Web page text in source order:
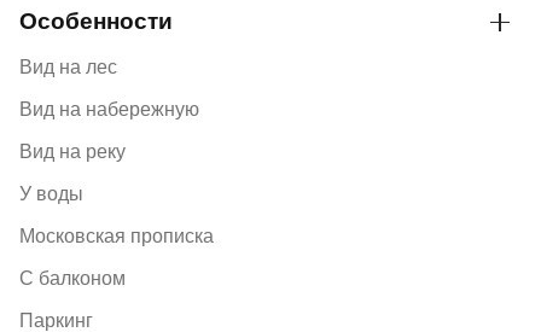
Особенности
Вид на лес
Вид на набережную
Вид на реку
У воды
Московская прописка
С балконом
Паркинг